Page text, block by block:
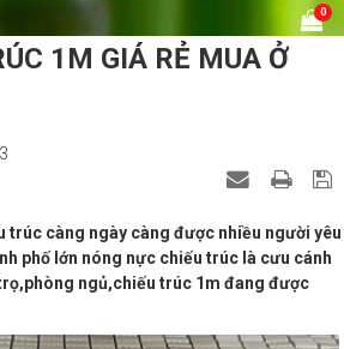
0
1M GIÁ RẺ MUA Ở
trúc càng ngày càng được nhiều người yêu
phố lớn nóng nực chiếu trúc là cưu cánh
ngủ,chiếu trúc 1m đang được